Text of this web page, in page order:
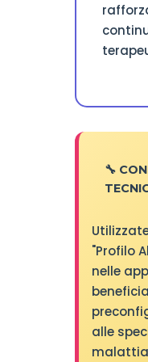
🔧
"Profilo
nelle
alle